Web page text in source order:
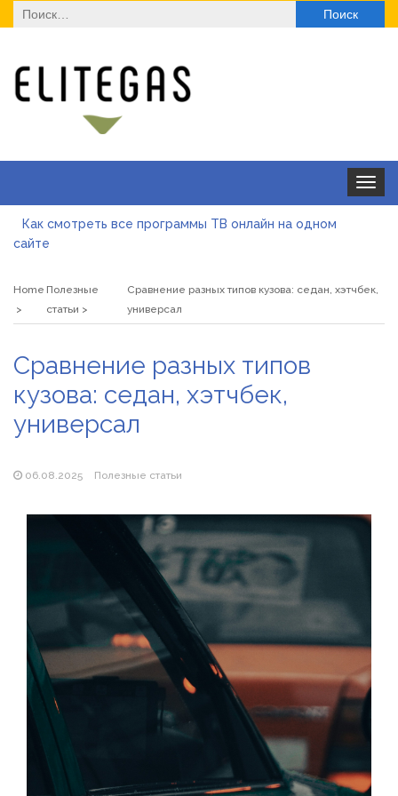
Найти:
Toggle
Как смотреть все программы ТВ онлайн на одном
сайте
закупки
Альгинатная маска при акне: помогает или вредит
Популярні види вібраторів: які моделі бувають і як
підібрати свою
Home Полезные
статьи
Сравнение разных типов кузова: седан, хэтчбек,
универсал
Сравнение разных типов
кузова: седан, хэтчбек,
универсал
06.08.2025 Полезные статьи